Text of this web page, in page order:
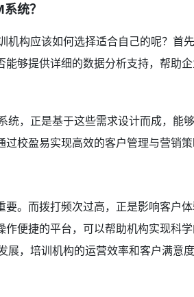
统？
机构应该如何选择适合自己的呢？首
能够提供详细的数据分析支持，帮助
统，正是基于这些需求设计而成，能
校盈易实现高效的客户管理与营销策
。而拨打频次过高，正是影响客户
作便捷的平台，可以帮助机构实现科
展，培训机构的运营效率和客户满意度